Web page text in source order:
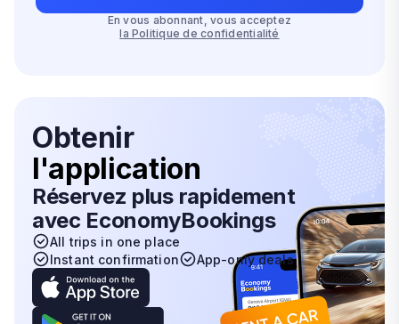
En vous abonnant, vous acceptez
la Politique de confidentialité
Obtenir
l'application
Réservez plus rapidement
avec EconomyBookings
All trips in one place
Instant confirmation
App-only deals